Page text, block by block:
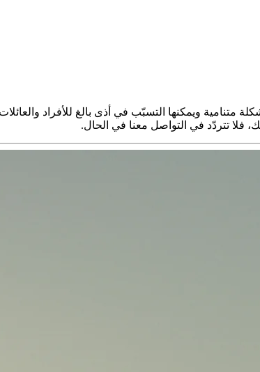
متنامية ويمكنها التسبّب في أذى بالغ للأفراد
فلا تتردّد في التواصل معنا في الحال.